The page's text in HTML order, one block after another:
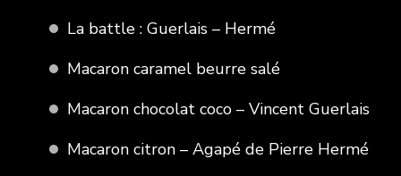
La battle : Guerlais – Hermé
Macaron caramel beurre salé
Macaron chocolat coco – Vincent Guerlais
Macaron citron – Agapé de Pierre Hermé